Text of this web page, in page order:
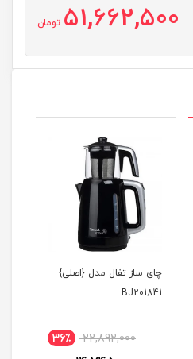
51,662,500 تومان
چای ساز تفال مدل {اصلی}
BJ201841
22,892,000 36٪